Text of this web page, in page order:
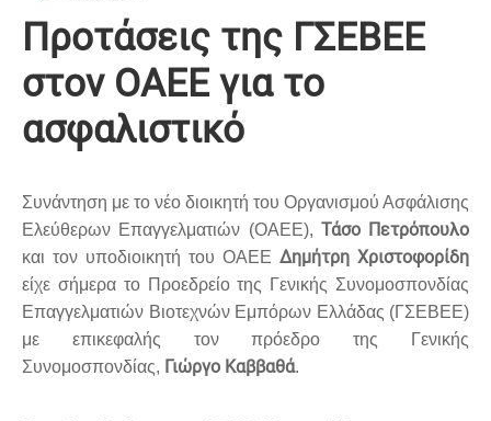
Προτάσεις της ΓΣΕΒΕΕ
στον ΟΑΕΕ για το
ασφαλιστικό
Συνάντηση με το νέο διοικητή του Οργανισμού Ασφάλισης
Ελεύθερων Επαγγελματιών (ΟΑΕΕ), Τάσο Πετρόπουλο
και τον υποδιοικητή του OAEE Δημήτρη Χριστοφορίδη
είχε σήμερα το Προεδρείο της Γενικής Συνομοσπονδίας
Επαγγελματιών Βιοτεχνών Εμπόρων Ελλάδας (ΓΣΕΒΕΕ)
με επικεφαλής τον πρόεδρο της Γενικής
Συνομοσπονδίας, Γιώργο Καββαθά.